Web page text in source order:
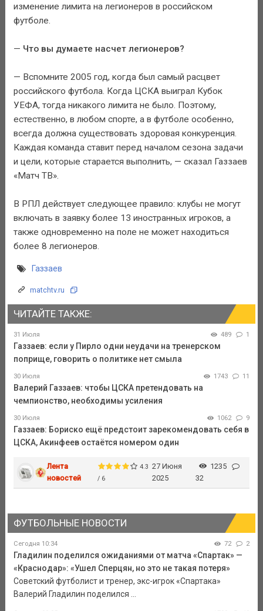
изменение лимита на легионеров в российском
футболе.
— Что вы думаете насчет легионеров?
— Вспомните 2005 год, когда был самый расцвет
российского футбола. Когда ЦСКА выиграл Кубок
УЕФА, тогда никакого лимита не было. Поэтому,
естественно, в любом спорте, а в футболе особенно,
всегда должна существовать здоровая конкуренция.
Каждая команда ставит перед началом сезона задачи
и цели, которые старается выполнить, — сказал Газзаев
«Матч ТВ».
В РПЛ действует следующее правило: клубы не могут
включать в заявку более 13 иностранных игроков, а
также одновременно на поле не может находиться
более 8 легионеров.
Газзаев
matchtv.ru
ЧИТАЙТЕ ТАКЖЕ:
31 Июля 489 1
Газзаев: если у Пирло одни неудачи на тренерском
поприще, говорить о политике нет смыла
30 Июля 1743 11
Валерий Газзаев: чтобы ЦСКА претендовать на
чемпионство, необходимы усиления
30 Июля 1062 9
Газзаев: Бориско ещё предстоит зарекомендовать себя в
ЦСКА, Акинфеев остаётся номером один
Лента
новостей
4.3
/ 6
27 Июня
2025
1235
32
ФУТБОЛЬНЫЕ НОВОСТИ
Сегодня 10:34 72 2
Гладилин поделился ожиданиями от матча «Спартак» —
«Краснодар»: «Ушел Сперцян, но это не такая потеря»
Советский футболист и тренер, экс-игрок «Спартака»
Валерий Гладилин поделился ...